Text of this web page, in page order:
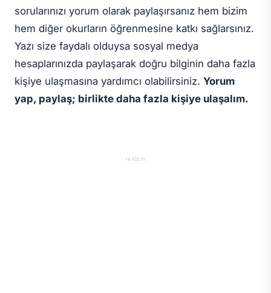
sorularınızı yorum olarak paylaşırsanız hem bizim
hem diğer okurların öğrenmesine katkı sağlarsınız.
Yazı size faydalı olduysa sosyal medya
hesaplarınızda paylaşarak doğru bilginin daha fazla
kişiye ulaşmasına yardımcı olabilirsiniz. Yorum
yap, paylaş; birlikte daha fazla kişiye ulaşalım.
reklam